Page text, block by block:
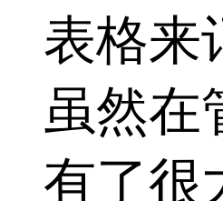
表格来
虽然在
有了很